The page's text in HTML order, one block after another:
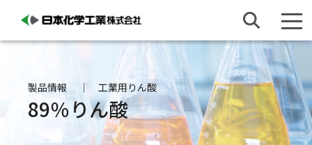
製品情報 工業用りん酸
89％りん酸